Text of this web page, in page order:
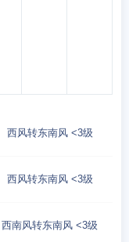
西风转东南风 <3级
西风转东南风 <3级
西南风转东南风 <3级